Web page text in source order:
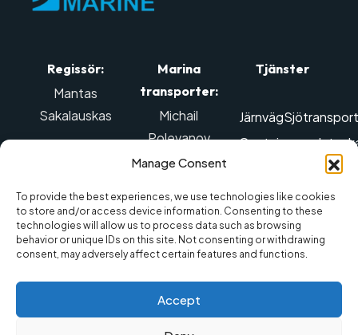
Manage Consent
To provide the best experiences, we use technologies like cookies
to store and/or access device information. Consenting to these
technologies will allow us to process data such as browsing
behavior or unique IDs on this site. Not consenting or withdrawing
consent, may adversely affect certain features and functions.
Accept
Regissör:
Mantas
Sakalauskas
98888,
El. e-post:
info@balticmarine.lt
Marina
transporter:
Michail
Polevanov
Kontakta:
Mob tel.: +370
642 88887,
El. e-post:
Tjänster
Järnväg
Containrar och
Vidarebefordran
Air transportFarligt
Flyttjänster